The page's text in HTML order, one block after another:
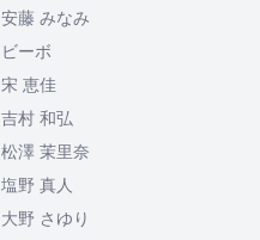
安藤 みなみ
ビーボ
宋 恵佳
吉村 和弘
松澤 茉里奈
塩野 真人
大野 さゆり